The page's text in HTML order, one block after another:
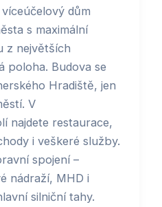
dům
s maximální
z největších
poloha. Budova se
Hradiště, jen
V
najdete restaurace,
i veškeré služby.
spojení –
nádraží, MHD i
silniční tahy.